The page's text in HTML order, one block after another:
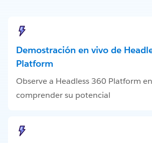
Demostración en vivo de
Platform
Observe a Headless 360 Platform
comprender su potencial